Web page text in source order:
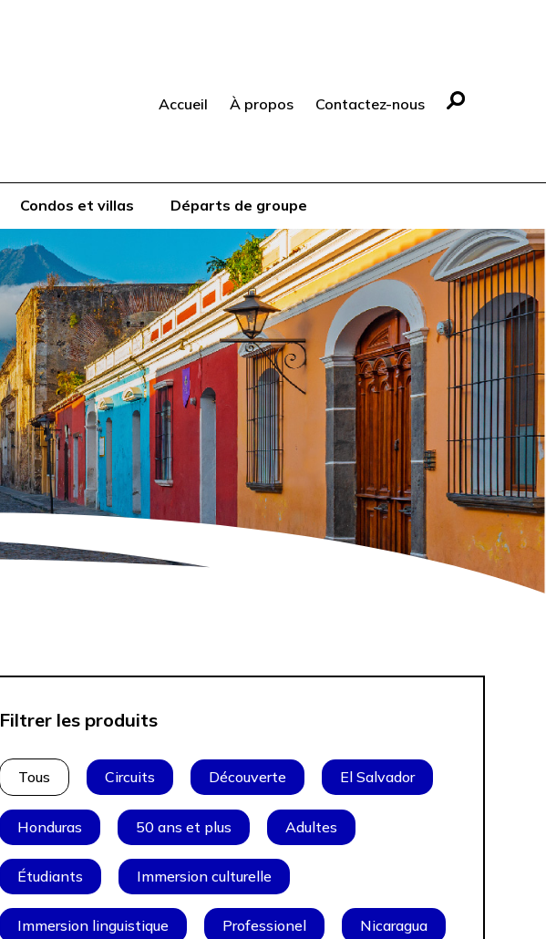
Accueil À propos Contactez-nous
Condos et villas Départs de groupe
Filtrer les produits
Tous Circuits Découverte El Salvador
Honduras 50 ans et plus Adultes
Étudiants Immersion culturelle
Immersion linguistique Professionel Nicaragua